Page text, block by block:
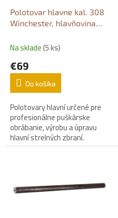
Polotovar hlavne kal. 308
Winchester, hlavňovina
Na sklade(5 ks)
€69
Do košíka
Polotovary hlavní určené pre
profesionálne puškárske
obrábanie, výrobu a úpravu
hlavní strelných zbraní.